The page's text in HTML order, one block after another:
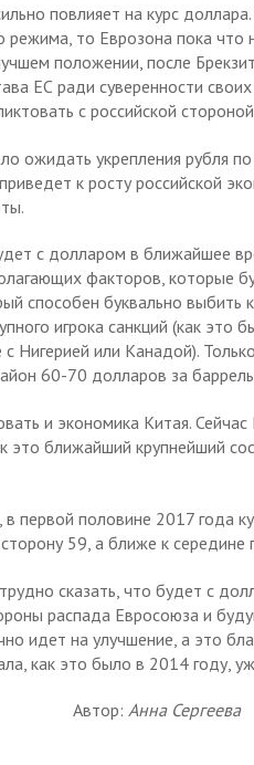
повлияет на курс
режима, то Еврозона пока что
положении, после
ЕС ради суверенности
с российской
ожидать укрепления рубля
к росту российской
с долларом в ближайшее
факторов, которые
способен буквально выбить
игрока санкций (как
Нигерией или Канадой).
60-70 долларов за
и экономика Китая.
это ближайший крупнейший
первой половине 2017 года
59, а ближе к середине
сказать, что будет с
распада Евросоюза и
идет на улучшение, а это
как это было в 2014 году,
Автор: Анна Сергеева